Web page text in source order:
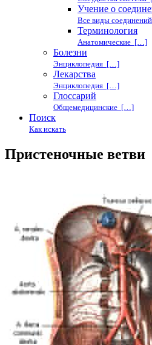
Учение о
Все виды
Терминология
Анатомические […]
Болезни
Энциклопедия […]
Лекарства
Энциклопедия […]
Глоссарий
Общемедицинские […]
Поиск
Как искать
Пристеночные ветви